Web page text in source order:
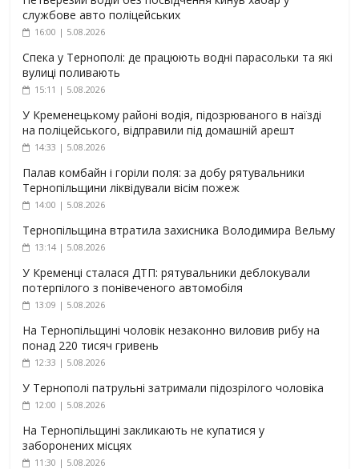
службове авто поліцейських
16:00 | 5.08.2026
Спека у Тернополі: де працюють водні парасольки та які
вулиці поливають
15:11 | 5.08.2026
У Кременецькому районі водія, підозрюваного в наїзді
на поліцейського, відправили під домашній арешт
14:33 | 5.08.2026
Палав комбайн і горіли поля: за добу рятувальники
Тернопільщини ліквідували вісім пожеж
14:00 | 5.08.2026
Тернопільщина втратила захисника Володимира Вельму
13:14 | 5.08.2026
У Кременці сталася ДТП: рятувальники деблокували
потерпілого з понівеченого автомобіля
13:09 | 5.08.2026
На Тернопільщині чоловік незаконно виловив рибу на
понад 220 тисяч гривень
12:33 | 5.08.2026
У Тернополі патрульні затримали підозрілого чоловіка
12:00 | 5.08.2026
На Тернопільщині закликають не купатися у
заборонених місцях
11:30 | 5.08.2026